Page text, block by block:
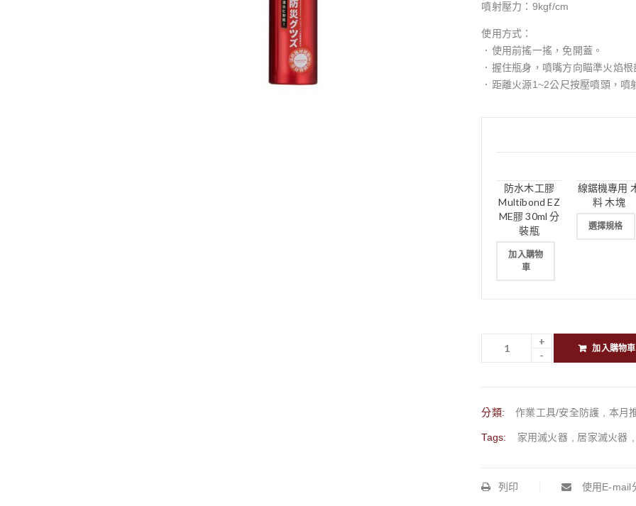
噴射壓力：9kgf/cm
使用方式：
．使用前搖一搖，免開蓋。
．握住瓶身，噴嘴方向瞄準火焰根
．距離火源1~2公尺按壓噴頭，噴
防水木工膠
Multibond EZ
ME膠 30ml 分
裝瓶
加入購物
車
線鋸機專用
料 木塊
選擇規格
加入購物車
分類: 作業工具/安全防護 本月
Tags: 家用滅火器 居家滅火器
列印 使用E-mail